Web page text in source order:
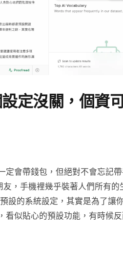
定沒關，個資
定會帶錢包，但絕對不會忘記
，手機裡幾乎裝著人們所有的
設的系統設定，其實是為了讓
看似貼心的預設功能，有時候